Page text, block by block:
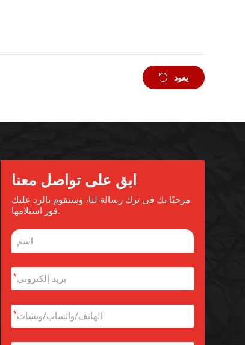
يعود
ابق على تواصل معنا
مرحبًا بك في ترك رسالة لنا، وسنقوم بالرد عليك
فور استلامها.
*
*